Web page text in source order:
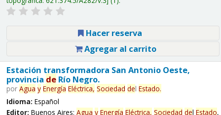
Hacer reserva
Agregar al carrito
Estación transformadora San Antonio Oeste,
provincia deRío Negro.
por Agua y Energía Eléctrica, Sociedad del Estado.
Idioma: Español
Editor: Buenos Aires: Agua y Energía Eléctrica, Sociedad del Estado,